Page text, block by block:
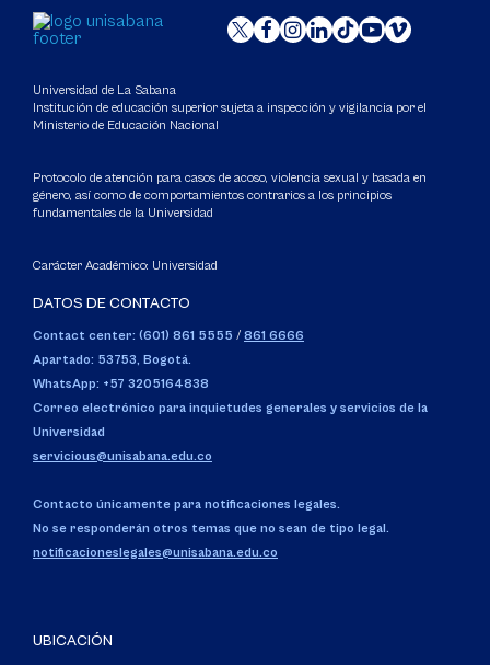
Universidad de La Sabana
Institución de educación superior sujeta a inspección y vigilancia por el
Ministerio de Educación Nacional
Protocolo de atención para casos de acoso, violencia sexual y basada en
género, así como de comportamientos contrarios a los principios
fundamentales de la Universidad
Carácter Académico: Universidad
DATOS DE CONTACTO
Contact center: (601) 861 5555 / 861 6666
Apartado: 53753, Bogotá.
WhatsApp: +57 3205164838
Correo electrónico para inquietudes generales y servicios de la
Universidad
servicious@unisabana.edu.co
Contacto únicamente para notificaciones legales.
No se responderán otros temas que no sean de tipo legal.
notificacioneslegales@unisabana.edu.co
UBICACIÓN